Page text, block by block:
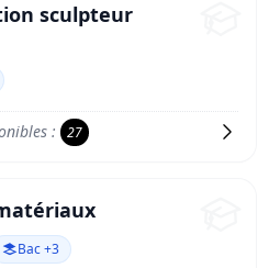
sculpteur
: 27
Bac +3